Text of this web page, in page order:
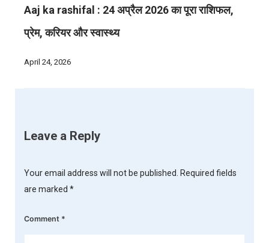
Aaj ka rashifal : 24 अप्रैल 2026 का पूरा राशिफल,
प्रेम, करियर और स्वास्थ्य
April 24, 2026
Leave a Reply
Your email address will not be published. Required fields
are marked *
Comment *